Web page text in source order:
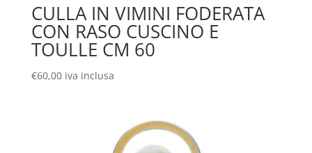
CULLA IN VIMINI FODERATA
CON RASO CUSCINO E
TOULLE CM 60
€60,00 iva inclusa